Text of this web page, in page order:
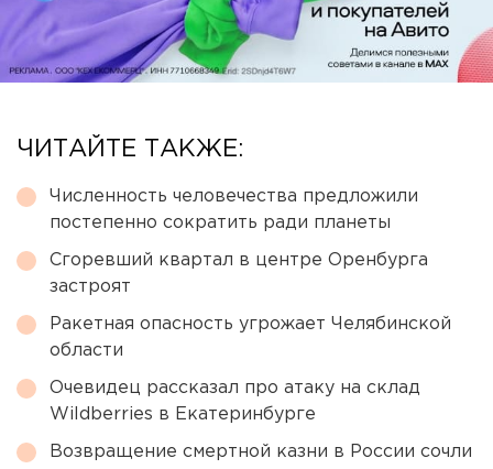
ЧИТАЙТЕ ТАКЖЕ:
Численность человечества предложили
постепенно сократить ради планеты
Сгоревший квартал в центре Оренбурга
застроят
Ракетная опасность угрожает Челябинской
области
Очевидец рассказал про атаку на склад
Wildberries в Екатеринбурге
Возвращение смертной казни в России сочли